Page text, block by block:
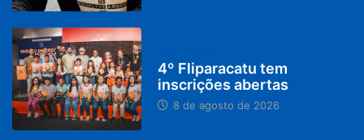
4º Fliparacatu tem
inscrições abertas
8 de agosto de 2026